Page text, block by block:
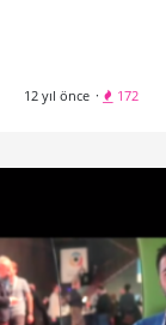
12 yıl önce · 172